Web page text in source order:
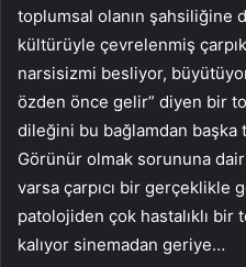
toplumsal olanın şahsiliğine
kültürüyle çevrelenmiş
narsisizmi besliyor,
özden önce gelir” diyen bir
dileğini bu bağlamdan başka
Görünür olmak sorununa
varsa çarpıcı bir gerçeklikle
patolojiden çok hastalıklı bir
kalıyor sinemadan geriye…